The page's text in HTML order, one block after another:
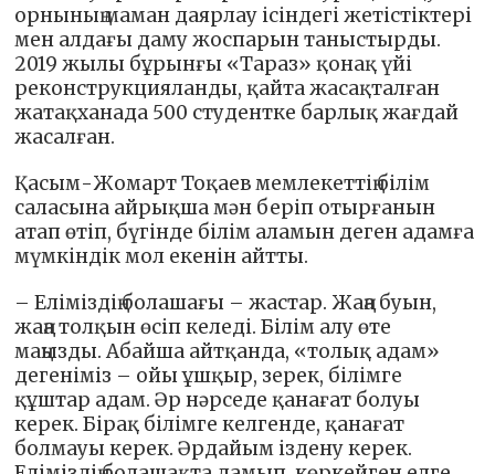
орнының маман даярлау ісіндегі жетістіктері
мен алдағы даму жоспарын таныстырды.
2019 жылы бұрынғы «Тараз» қонақ үйі
реконструкцияланды, қайта жасақталған
жатақханада 500 студентке барлық жағдай
жасалған.
Қасым-Жомарт Тоқаев мемлекеттің білім
саласына айрықша мән беріп отырғанын
атап өтіп, бүгінде білім аламын деген адамға
мүмкіндік мол екенін айтты.
– Еліміздің болашағы – жастар. Жаңа буын,
жаңа толқын өсіп келеді. Білім алу өте
маңызды. Абайша айтқанда, «толық адам»
дегеніміз – ойы ұшқыр, зерек, білімге
құштар адам. Әр нәрседе қанағат болуы
керек. Бірақ білімге келгенде, қанағат
болмауы керек. Әрдайым іздену керек.